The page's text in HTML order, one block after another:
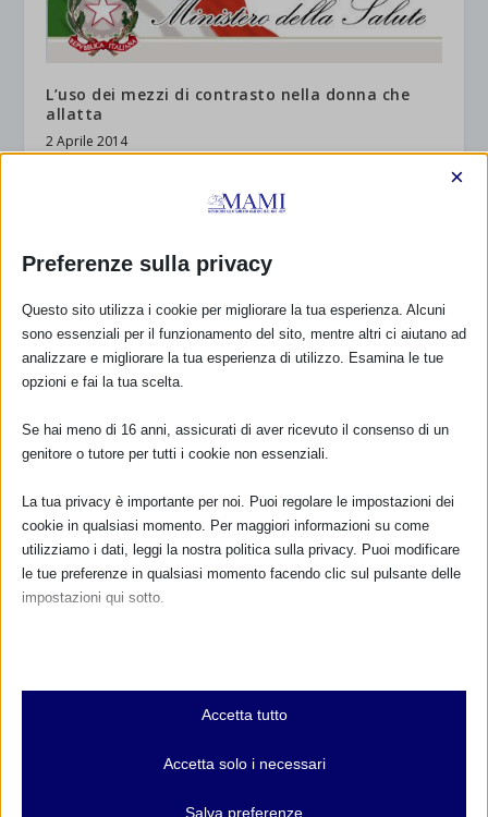
L’uso dei mezzi di contrasto nella donna che
allatta
2 Aprile 2014
RISPONDI
Preferenze sulla privacy
×
Questo sito utilizza i cookie per migliorare la tua esperienza. Alcuni
sono essenziali per il funzionamento del sito, mentre altri ci aiutano ad
analizzare e migliorare la tua esperienza di utilizzo. Esamina le tue
opzioni e fai la tua scelta.
Se hai meno di 16 anni, assicurati di aver ricevuto il consenso di un
genitore o tutore per tutti i cookie non essenziali.
La tua privacy è importante per noi. Puoi regolare le impostazioni dei
cookie in qualsiasi momento. Per maggiori informazioni su come
utilizziamo i dati, leggi la nostra politica sulla privacy. Puoi modificare
le tue preferenze in qualsiasi momento facendo clic sul pulsante delle
impostazioni qui sotto.
Essenziali
I cookie e i servizi essenziali abilitano le funzioni di base e sono
e servizi non richiedono il consenso dell'utente secondo il GDPR.
Accetta tutto
Accetta solo i necessari
Salva preferenze